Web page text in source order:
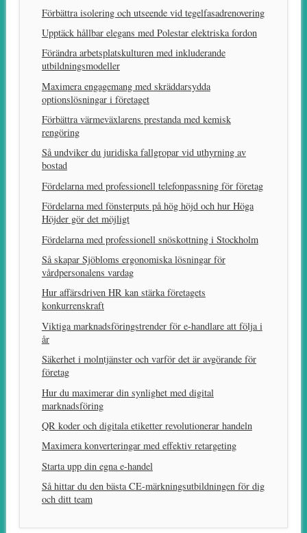
Förbättra isolering och utseende vid tegelfasadrenovering
Upptäck hållbar elegans med Polestar elektriska fordon
Förändra arbetsplatskulturen med inkluderande
utbildningsmodeller
Maximera engagemang med skräddarsydda
optionslösningar i företaget
Förbättra värmeväxlarens prestanda med kemisk
rengöring
Så undviker du juridiska fallgropar vid uthyrning av
bostad
Fördelarna med professionell telefonpassning för företag
Fördelarna med fönsterputs på hög höjd och hur Höga
Höjder gör det möjligt
Fördelarna med professionell snöskottning i Stockholm
Så skapar Sjöbloms ergonomiska lösningar för
vårdpersonalens vardag
Hur affärsdriven HR kan stärka företagets
konkurrenskraft
Viktiga marknadsföringstrender för e-handlare att följa i
år
Säkerhet i molntjänster och varför det är avgörande för
företag
Hur du maximerar din synlighet med digital
marknadsföring
QR koder och digitala etiketter revolutionerar handeln
Maximera konverteringar med effektiv retargeting
Starta upp din egna e-handel
Så hittar du den bästa CE-märkningsutbildningen för dig
och ditt team